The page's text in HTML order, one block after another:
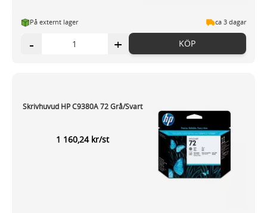
På externt lager ca 3 dagar
- + KÖP
Skrivhuvud HP C9380A 72 Grå/Svart
1 160,24 kr/st